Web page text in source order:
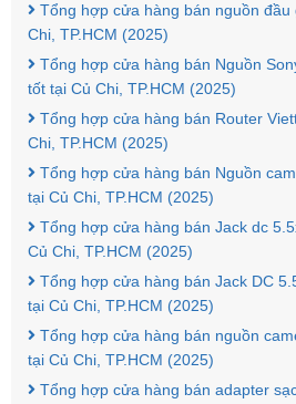
Tổng hợp cửa hàng bán nguồn đầu
Chi, TP.HCM (2025)
Tổng hợp cửa hàng bán Nguồn
tốt tại Củ Chi, TP.HCM (2025)
Tổng hợp cửa hàng bán Router
Chi, TP.HCM (2025)
Tổng hợp cửa hàng bán Nguồn
tại Củ Chi, TP.HCM (2025)
Tổng hợp cửa hàng bán Jack dc
Củ Chi, TP.HCM (2025)
Tổng hợp cửa hàng bán Jack DC
tại Củ Chi, TP.HCM (2025)
Tổng hợp cửa hàng bán nguồn
tại Củ Chi, TP.HCM (2025)
Tổng hợp cửa hàng bán adapter